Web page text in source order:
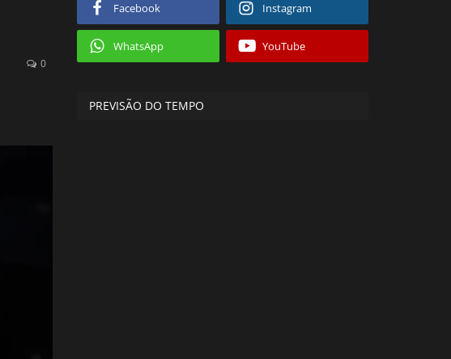
0
Facebook Instagram
WhatsApp YouTube
PREVISÃO DO TEMPO